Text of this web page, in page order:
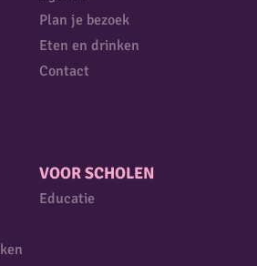
Plan je bezoek
Eten en drinken
Contact
VOOR SCHOLEN
Educatie